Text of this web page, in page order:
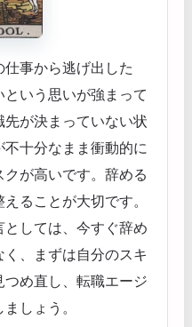
仕事から逃げ出した
いう思いが強まって
が決まっていない状
十分なまま衝動的に
が高いです。辞める
ることが大切です。
しては、今すぐ辞め
、まずは自分のスキ
め直し、転職エージ
しょう。